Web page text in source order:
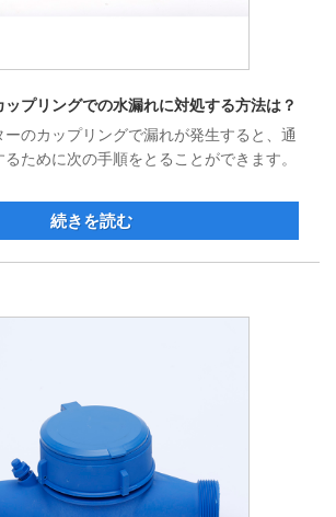
プリングでの水漏れに対処する方法は？
ーのカップリングで漏れが発生すると、通
ために次の手順をとることができます。
続きを読む